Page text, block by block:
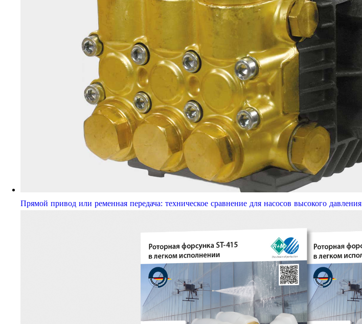
Прямой привод или ременная передача: техническое сравнение для насосов высокого давления